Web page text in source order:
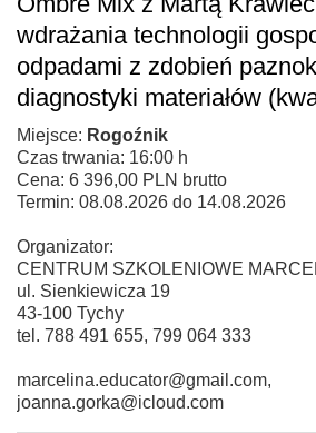
wdrażania technologii
odpadami z zdobień
diagnostyki materiałów
Miejsce: Rogoźnik
Czas trwania: 16:00 h
Cena: 6 396,00 PLN brutto
Termin: 08.08.2026 do 14.08.2026
Organizator:
CENTRUM SZKOLENIOWE
ul. Sienkiewicza 19
43-100 Tychy
tel. 788 491 655, 799 064 333
marcelina.educator@gmail.com,
joanna.gorka@icloud.com